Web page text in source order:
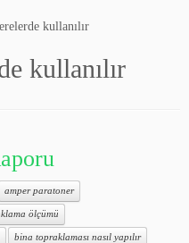
kullanılır
kullanılır
amper paratoner
ölçümü
bina topraklaması nasıl yapılır